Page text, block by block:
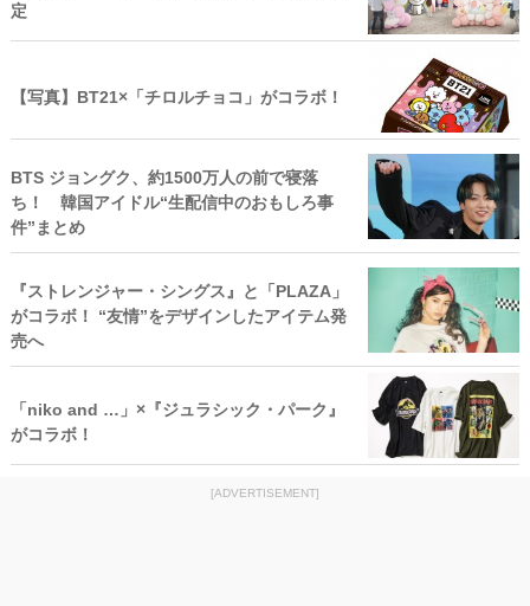
定
【写真】BT21×「チロルチョコ」がコラボ！
BTS ジョングク、約1500万人の前で寝落
ち！ 韓国アイドル“生配信中のおもしろ事
件”まとめ
『ストレンジャー・シングス』と「PLAZA」
がコラボ！ “友情”をデザインしたアイテム発
売へ
「niko and …」×『ジュラシック・パーク』
がコラボ！
[ADVERTISEMENT]